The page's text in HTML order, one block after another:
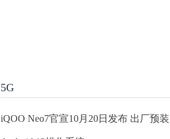
5G
iQOO Neo7官宣10月20日发布 出厂预装